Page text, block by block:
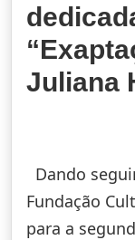
Juliana
Dando
Fundação
para a